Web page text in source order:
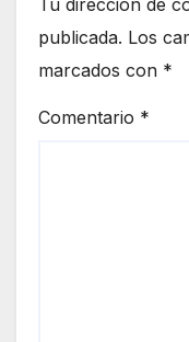
Tu dirección de
publicada. Los
marcados con *
Comentario *